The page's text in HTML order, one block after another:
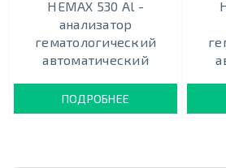
HEMAX 530 Al -
анализатор
гематологический
автоматический
ПОДРОБНЕЕ